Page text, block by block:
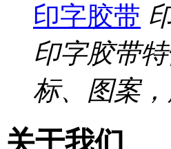
印字胶带
印字胶带
标、图案
关于我们